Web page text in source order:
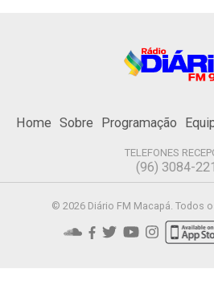
Home Sobre Programação
TELEFONES
(96) 3084-
© 2026 Diário FM Macapá. Todos